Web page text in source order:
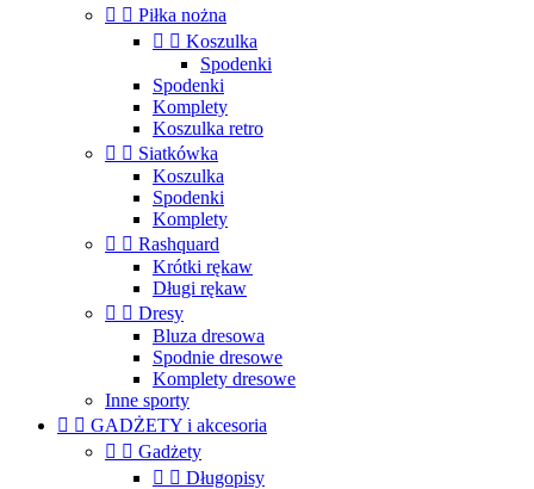
  Piłka nożna
  Koszulka
Spodenki
Spodenki
Komplety
Koszulka retro
  Siatkówka
Koszulka
Spodenki
Komplety
  Rashquard
Krótki rękaw
Długi rękaw
  Dresy
Bluza dresowa
Spodnie dresowe
Komplety dresowe
Inne sporty
  GADŻETY i akcesoria
  Gadżety
  Długopisy